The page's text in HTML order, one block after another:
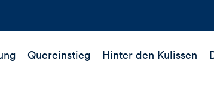
Quereinstieg Hinter den Kulissen